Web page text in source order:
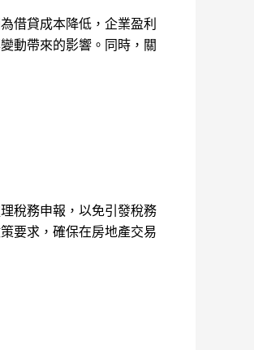
借貸成本降低，企業盈利
動帶來的影響。同時，關
稅務申報，以免引發稅務
要求，確保在房地產交易